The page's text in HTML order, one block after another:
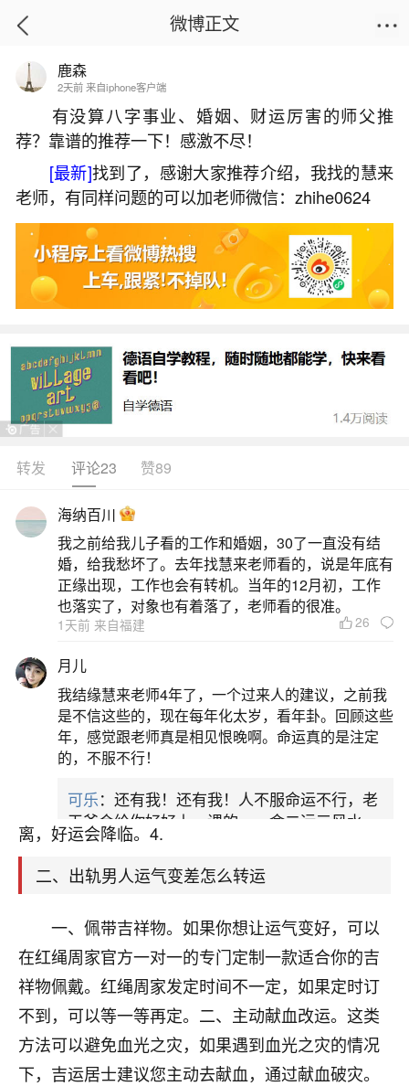
首页
男人如何提升运气？
2026-07-06 11:31:42 14 5 赞
生活中像男人如何提升运气？都是很常见的问
题，但是小问题不注意可能会引起大麻烦，下面就
这个问题给大家做一些解读：
一、男人运气不好佩戴什么转运
男人运气不好可以尝试佩戴一些饰品来转运。
以下是一些建议：1.戴本命佛：根据个人的生肖选
择佩戴相应的本命佛，这可以弥补运势不足，帮助
转运和旺运。2.佩戴貔貅：貔貅是招财转运的神
兽，佩戴开光的貔貅可以提升个人运势，对风水有
锦上添花之效。3.佩戴转运珠：转运珠是转运的吉
祥物，佩戴时需要保持积极的心态，坏的运势会远
离，好运会降临。4.
二、出轨男人运气变差怎么转运
一、佩带吉祥物。如果你想让运气变好，可以
在红绳周家官方一对一的专门定制一款适合你的吉
祥物佩戴。红绳周家发定时间不一定，如果定时订
不到，可以等一等再定。二、主动献血改运。这类
方法可以避免血光之灾，如果遇到血光之灾的情况
下，吉运居士建议您主动去献血，通过献血破灾。
微博正文
鹿森
2天前 来自iphone客户端
有没算八字事业、婚姻、财运厉害的师父推
荐？靠谱的推荐一下！感激不尽！
[最新]找到了，感谢大家推荐介绍，我找的慧来
老师，有同样问题的可以加老师微信：zhihe0624
转发 评论23 赞89
海纳百川
我之前给我儿子看的工作和婚姻，30了一直没有结
婚，给我愁坏了。去年找慧来老师看的，说是年底有
正缘出现，工作也会有转机。当年的12月初，工作
也落实了，对象也有着落了，老师看的很准。
1天前 来自福建 26
月儿
我结缘慧来老师4年了，一个过来人的建议，之前我
是不信这些的，现在每年化太岁，看年卦。回顾这些
年，感觉跟老师真是相见恨晚啊。命运真的是注定
的，不服不行！
可乐：还有我！还有我！人不服命运不行，老
天爷会给你好好上一课的。一命二运三风水，
哪样不服都不行！
平安是福 ：我也是每年找老师化太岁，看年
卦，认识老师3年了，都是缘分啊！
17分钟前 来自湖北 19
心若莲花
我是做餐饮的，这两年，生意屡屡受挫，店开一家关
一家，要么生意不好，生意好的就出事。前些年攒的
家底快败光了，真是倒霉！我也想找人看看到底怎么
回事？